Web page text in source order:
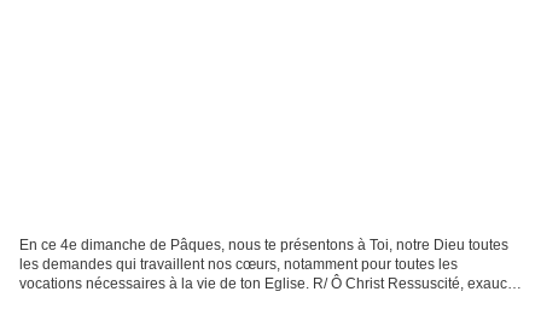
En ce 4e dimanche de Pâques, nous te présentons à Toi, notre Dieu toutes
les demandes qui travaillent nos cœurs, notamment pour toutes les
vocations nécessaires à la vie de ton Eglise. R/ Ô Christ Ressuscité, exauce-